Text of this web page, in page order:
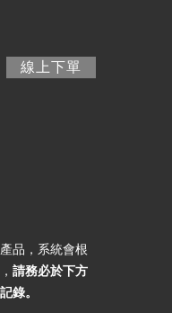
用中頁籤)
線上下單
品，系統會根
請務必於下方
錄。